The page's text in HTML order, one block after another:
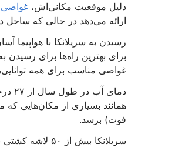
دلیل موقعیت مکانی‌اش، غواصی
ارائه می‌دهد در حالی که ساحل
رسیدن به سریلانکا با
برای بهترین راه‌ها برای رسیدن
غواصی مناسب برای همه
فوت) برسد.
سریلانکا بیش